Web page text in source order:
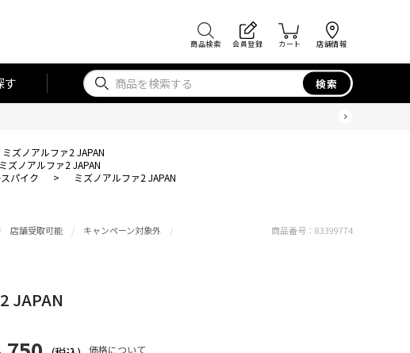
商品検索 会員登録 カート 店舗情報
す 検索
ミズノアルファ2 JAPAN
ミズノアルファ2 JAPAN
パイク > ミズノアルファ2 JAPAN
店舗受取可能 キャンペーン対象外
JAPAN
価格について
商品番号： 83399774